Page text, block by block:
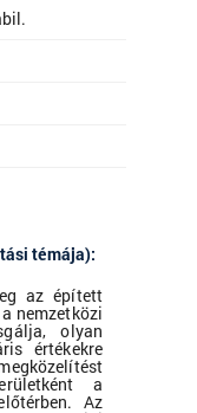
témája):
az épített
nemzetközi
olyan
értékekre
a
Az